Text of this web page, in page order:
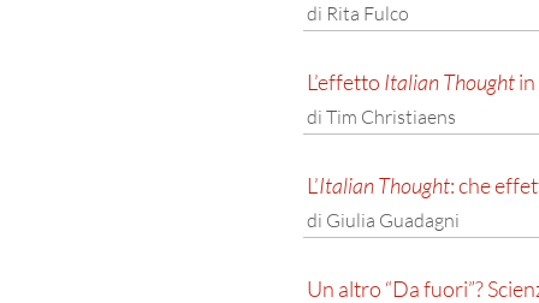
di Rita Fulco
L’effetto Italian Thought
di Tim Christiaens
L’Italian Thought: che
di Giulia Guadagni
Un altro “Da fuori”?